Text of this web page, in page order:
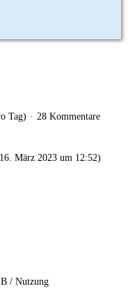
Tag) 28 Kommentare
16. März 2023 um 12:52)
/ Nutzung